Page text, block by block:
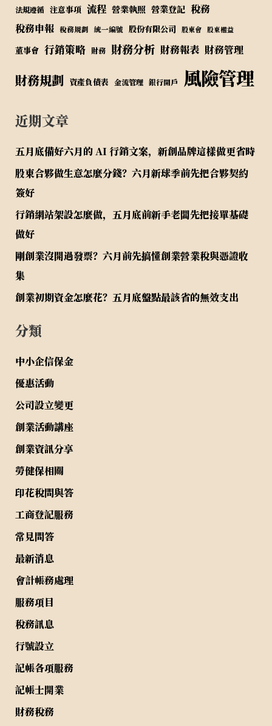
法規遵循 注意事項 流程 營業執照 營業登記 稅務
稅務申報 稅務規劃 統一編號 股份有限公司 股東會 股東權益
董事會 行銷策略 財務 財務分析 財務報表 財務管理
財務規劃 資產負債表 金流管理 銀行開戶 風險管理
近期文章
五月底備好六月的 AI 行銷文案，新創品牌這樣做更省時
股東合夥做生意怎麼分錢？六月新球季前先把合夥契約
簽好
行銷網站架設怎麼做，五月底前新手老闆先把接單基礎
做好
剛創業沒開過發票？六月前先搞懂創業營業稅與憑證收
集
創業初期資金怎麼花？五月底盤點最該省的無效支出
分類
中小企信保金
優惠活動
公司設立變更
創業活動講座
創業資訊分享
勞健保相關
印花稅問與答
工商登記服務
常見問答
最新消息
會計帳務處理
服務項目
稅務訊息
行號設立
記帳各項服務
記帳士開業
財務稅務